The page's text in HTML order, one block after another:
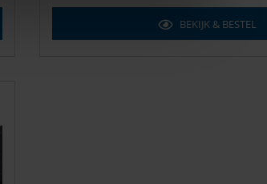
BEKIJK & BESTEL